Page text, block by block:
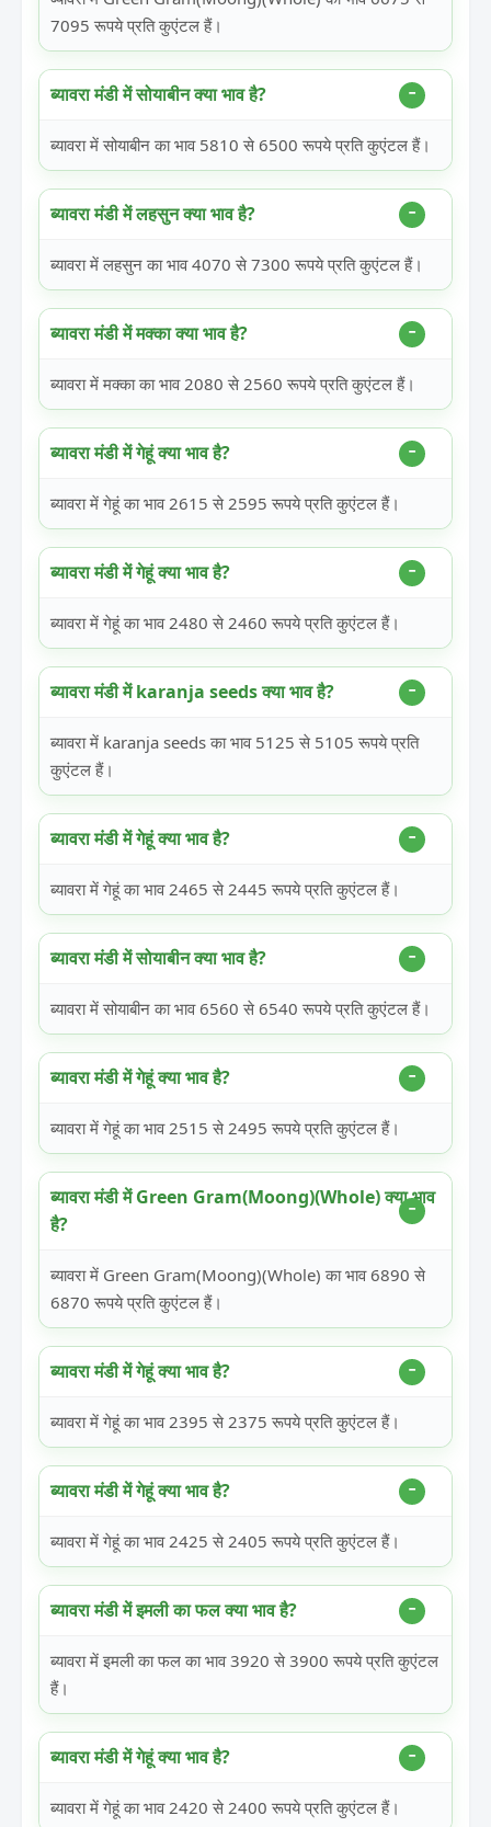
7095 रूपये प्रति कुएंटल हैं।
ब्यावरा मंडी में सोयाबीन क्या भाव है?
ब्यावरा में सोयाबीन का भाव 5810 से 6500 रूपये प्रति कुएंटल हैं।
ब्यावरा मंडी में लहसुन क्या भाव है?
ब्यावरा में लहसुन का भाव 4070 से 7300 रूपये प्रति कुएंटल हैं।
ब्यावरा मंडी में मक्का क्या भाव है?
ब्यावरा में मक्का का भाव 2080 से 2560 रूपये प्रति कुएंटल हैं।
ब्यावरा मंडी में गेहूं क्या भाव है?
ब्यावरा में गेहूं का भाव 2615 से 2595 रूपये प्रति कुएंटल हैं।
ब्यावरा मंडी में गेहूं क्या भाव है?
ब्यावरा में गेहूं का भाव 2480 से 2460 रूपये प्रति कुएंटल हैं।
ब्यावरा मंडी में karanja seeds क्या भाव है?
ब्यावरा में karanja seeds का भाव 5125 से 5105 रूपये प्रति
कुएंटल हैं।
ब्यावरा मंडी में गेहूं क्या भाव है?
ब्यावरा में गेहूं का भाव 2465 से 2445 रूपये प्रति कुएंटल हैं।
ब्यावरा मंडी में सोयाबीन क्या भाव है?
ब्यावरा में सोयाबीन का भाव 6560 से 6540 रूपये प्रति कुएंटल हैं।
ब्यावरा मंडी में गेहूं क्या भाव है?
ब्यावरा में गेहूं का भाव 2515 से 2495 रूपये प्रति कुएंटल हैं।
ब्यावरा मंडी में Green Gram(Moong)(Whole) क्या भाव
है?
ब्यावरा में Green Gram(Moong)(Whole) का भाव 6890 से
6870 रूपये प्रति कुएंटल हैं।
ब्यावरा मंडी में गेहूं क्या भाव है?
ब्यावरा में गेहूं का भाव 2395 से 2375 रूपये प्रति कुएंटल हैं।
ब्यावरा मंडी में गेहूं क्या भाव है?
ब्यावरा में गेहूं का भाव 2425 से 2405 रूपये प्रति कुएंटल हैं।
ब्यावरा मंडी में इमली का फल क्या भाव है?
ब्यावरा में इमली का फल का भाव 3920 से 3900 रूपये प्रति कुएंटल
हैं।
ब्यावरा मंडी में गेहूं क्या भाव है?
ब्यावरा में गेहूं का भाव 2420 से 2400 रूपये प्रति कुएंटल हैं।